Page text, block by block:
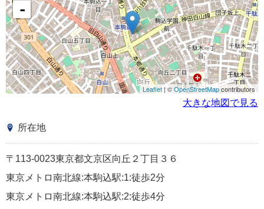
-
Leaflet| ©OpenStreetMapcontributors
大きな地図で見る
所在地
〒113-0023東京都文京区向丘２丁目３６
東京メトロ南北線:本駒込駅:1:徒歩2分
東京メトロ南北線:本駒込駅:2:徒歩4分